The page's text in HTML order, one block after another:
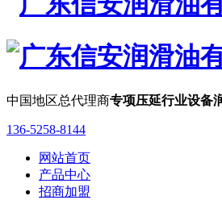
中国地区总代理商专项压延行业设备
136-5258-8144
网站首页
产品中心
招商加盟